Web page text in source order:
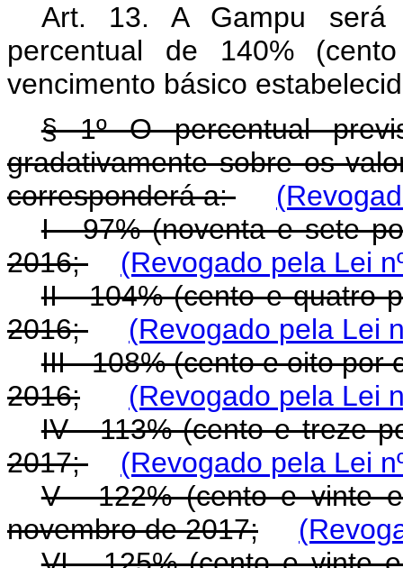
Art. 13. A Gampu será
percentual de 140%
vencimento básico
§ 1º O percentual
gradativamente sobre os
corresponderá a:
I - 97% (noventa e sete
2016;
(Revogado pela Lei
II - 104% (cento e quatro
2016;
(Revogado pela Lei
III - 108% (cento e oito por
2016;
(Revogado pela Lei
IV - 113% (cento e treze
2017;
(Revogado pela Lei
V - 122% (cento e vinte
novembro de 2017;